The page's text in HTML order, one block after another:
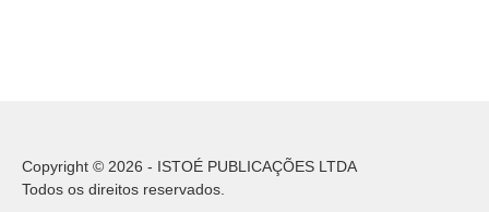
Copyright © 2026 - ISTOÉ PUBLICAÇÕES LTDA
Todos os direitos reservados.